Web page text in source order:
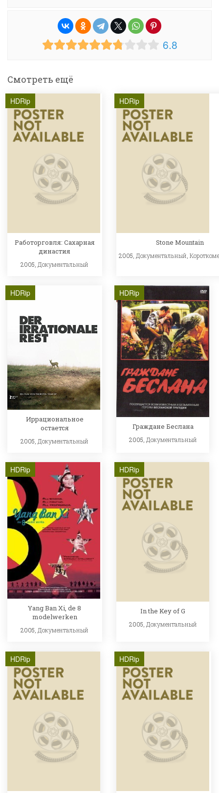
6.8
Смотреть ещё
HDRip
Работорговля: Сахарная
династия
2005, Документальный
HDRip
Stone Mountain
2005, Документальный ,
HDRip
Иррациональное
остается
2005, Документальный
HDRip
Граждане Беслана
2005, Документальный
HDRip
Yang Ban Xi, de 8
modelwerken
2005,Документальный
HDRip
In the Key of G
2005, Документальный
HDRip HDRip